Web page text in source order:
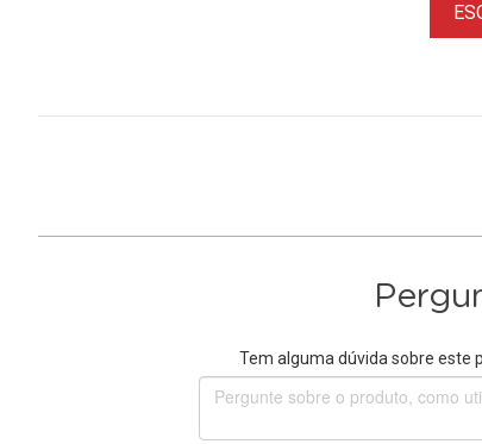
Tem alguma dúvida sobre este